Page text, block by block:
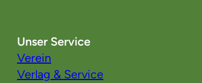
Unser Service
Verein
Verlag & Service